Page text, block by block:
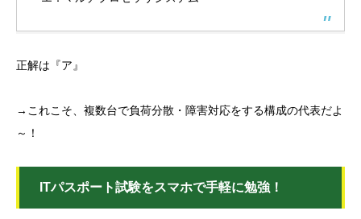
正解は『ア』
→これこそ、複数台で負荷分散・障害対応をする構成の代表だよ
～！
ITパスポート試験をスマホで手軽に勉強！